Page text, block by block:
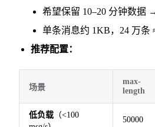
希望保留 10–20 分钟数据
单条消息约 1KB，24 万条
推荐配置：
场景
max-
length
低负载 （<100
50000